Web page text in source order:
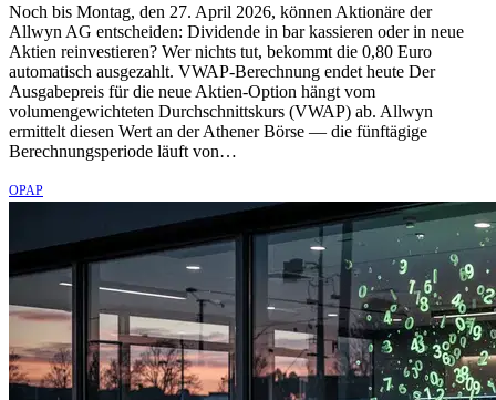
Noch bis Montag, den 27. April 2026, können Aktionäre der
Allwyn AG entscheiden: Dividende in bar kassieren oder in neue
Aktien reinvestieren? Wer nichts tut, bekommt die 0,80 Euro
automatisch ausgezahlt. VWAP-Berechnung endet heute Der
Ausgabepreis für die neue Aktien-Option hängt vom
volumengewichteten Durchschnittskurs (VWAP) ab. Allwyn
ermittelt diesen Wert an der Athener Börse — die fünftägige
Berechnungsperiode läuft von…
OPAP